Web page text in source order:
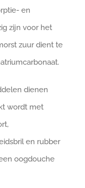
en
zijn voor het
zuur dient te
dienen
wordt met
en rubber
oogdouche